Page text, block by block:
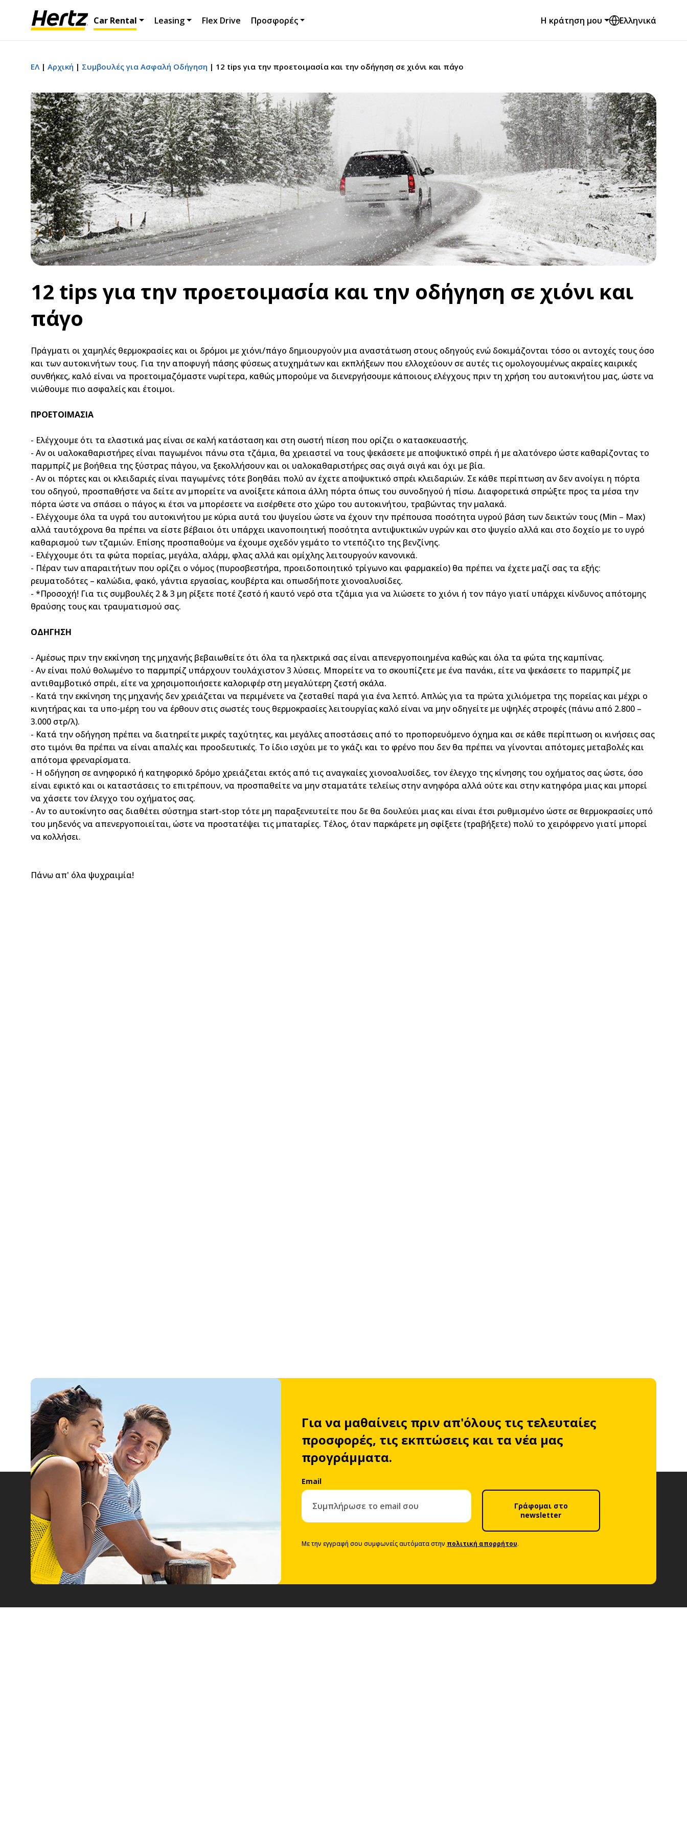
Car Rental Leasing Flex Drive Προσφορές Η κράτηση μου Ελληνικά
ΕΛ Αρχική Συμβουλές για Ασφαλή Οδήγηση 12 tips για την προετοιμασία και την οδήγηση σε χιόνι και πάγο
12 tips για την προετοιμασία και την οδήγηση σε χιόνι και
πάγο
Πράγματι οι χαμηλές θερμοκρασίες και οι δρόμοι με χιόνι/πάγο δημιουργούν μια αναστάτωση στους οδηγούς ενώ δοκιμάζονται τόσο οι αντοχές τους όσο
και των αυτοκινήτων τους. Για την αποφυγή πάσης φύσεως ατυχημάτων και εκπλήξεων που ελλοχεύουν σε αυτές τις ομολογουμένως ακραίες καιρικές
συνθήκες, καλό είναι να προετοιμαζόμαστε νωρίτερα, καθώς μπορούμε να διενεργήσουμε κάποιους ελέγχους πριν τη χρήση του αυτοκινήτου μας, ώστε να
νιώθουμε πιο ασφαλείς και έτοιμοι.
ΠΡΟΕΤΟΙΜΑΣΙΑ
- Ελέγχουμε ότι τα ελαστικά μας είναι σε καλή κατάσταση και στη σωστή πίεση που ορίζει ο κατασκευαστής.
- Αν οι υαλοκαθαριστήρες είναι παγωμένοι πάνω στα τζάμια, θα χρειαστεί να τους ψεκάσετε με αποψυκτικό σπρέι ή με αλατόνερο ώστε καθαρίζοντας το
παρμπρίζ με βοήθεια της ξύστρας πάγου, να ξεκολλήσουν και οι υαλοκαθαριστήρες σας σιγά σιγά και όχι με βία.
- Αν οι πόρτες και οι κλειδαριές είναι παγωμένες τότε βοηθάει πολύ αν έχετε αποψυκτικό σπρέι κλειδαριών. Σε κάθε περίπτωση αν δεν ανοίγει η πόρτα
του οδηγού, προσπαθήστε να δείτε αν μπορείτε να ανοίξετε κάποια άλλη πόρτα όπως του συνοδηγού ή πίσω. Διαφορετικά σπρώξτε προς τα μέσα την
πόρτα ώστε να σπάσει ο πάγος κι έτσι να μπορέσετε να εισέρθετε στο χώρο του αυτοκινήτου, τραβώντας την μαλακά.
- Ελέγχουμε όλα τα υγρά του αυτοκινήτου με κύρια αυτά του ψυγείου ώστε να έχουν την πρέπουσα ποσότητα υγρού βάση των δεικτών τους (Min – Max)
αλλά ταυτόχρονα θα πρέπει να είστε βέβαιοι ότι υπάρχει ικανοποιητική ποσότητα αντιψυκτικών υγρών και στο ψυγείο αλλά και στο δοχείο με το υγρό
καθαρισμού των τζαμιών. Επίσης προσπαθούμε να έχουμε σχεδόν γεμάτο το ντεπόζιτο της βενζίνης.
- Ελέγχουμε ότι τα φώτα πορείας, μεγάλα, αλάρμ, φλας αλλά και ομίχλης λειτουργούν κανονικά.
- Πέραν των απαραιτήτων που ορίζει ο νόμος (πυροσβεστήρα, προειδοποιητικό τρίγωνο και φαρμακείο) θα πρέπει να έχετε μαζί σας τα εξής:
ρευματοδότες – καλώδια, φακό, γάντια εργασίας, κουβέρτα και οπωσδήποτε χιονοαλυσίδες.
- *Προσοχή! Για τις συμβουλές 2 & 3 μη ρίξετε ποτέ ζεστό ή καυτό νερό στα τζάμια για να λιώσετε το χιόνι ή τον πάγο γιατί υπάρχει κίνδυνος απότομης
θραύσης τους και τραυματισμού σας.
ΟΔΗΓΗΣΗ
- Αμέσως πριν την εκκίνηση της μηχανής βεβαιωθείτε ότι όλα τα ηλεκτρικά σας είναι απενεργοποιημένα καθώς και όλα τα φώτα της καμπίνας.
- Αν είναι πολύ θολωμένο το παρμπρίζ υπάρχουν τουλάχιστον 3 λύσεις. Μπορείτε να το σκουπίζετε με ένα πανάκι, είτε να ψεκάσετε το παρμπρίζ με
αντιθαμβοτικό σπρέι, είτε να χρησιμοποιήσετε καλοριφέρ στη μεγαλύτερη ζεστή σκάλα.
- Κατά την εκκίνηση της μηχανής δεν χρειάζεται να περιμένετε να ζεσταθεί παρά για ένα λεπτό. Απλώς για τα πρώτα χιλιόμετρα της πορείας και μέχρι ο
κινητήρας και τα υπο-μέρη του να έρθουν στις σωστές τους θερμοκρασίες λειτουργίας καλό είναι να μην οδηγείτε με υψηλές στροφές (πάνω από 2.800 –
3.000 στρ/λ).
- Κατά την οδήγηση πρέπει να διατηρείτε μικρές ταχύτητες, και μεγάλες αποστάσεις από το προπορευόμενο όχημα και σε κάθε περίπτωση οι κινήσεις σας
στο τιμόνι θα πρέπει να είναι απαλές και προοδευτικές. Το ίδιο ισχύει με το γκάζι και το φρένο που δεν θα πρέπει να γίνονται απότομες μεταβολές και
απότομα φρεναρίσματα.
- Η οδήγηση σε ανηφορικό ή κατηφορικό δρόμο χρειάζεται εκτός από τις αναγκαίες χιονοαλυσίδες, τον έλεγχο της κίνησης του οχήματος σας ώστε, όσο
είναι εφικτό και οι καταστάσεις το επιτρέπουν, να προσπαθείτε να μην σταματάτε τελείως στην ανηφόρα αλλά ούτε και στην κατηφόρα μιας και μπορεί
να χάσετε τον έλεγχο του οχήματος σας.
- Αν το αυτοκίνητο σας διαθέτει σύστημα start-stop τότε μη παραξενευτείτε που δε θα δουλεύει μιας και είναι έτσι ρυθμισμένο ώστε σε θερμοκρασίες υπό
του μηδενός να απενεργοποιείται, ώστε να προστατέψει τις μπαταρίες. Τέλος, όταν παρκάρετε μη σφίξετε (τραβήξετε) πολύ το χειρόφρενο γιατί μπορεί
να κολλήσει.
Πάνω απ' όλα ψυχραιμία!
Για να μαθαίνεις πριν απ'όλους τις τελευταίες
προσφορές, τις εκπτώσεις και τα νέα μας
προγράμματα.
Email
Γράφομαι στο
newsletter
Με την εγγραφή σου συμφωνείς αυτόματα στην πολιτική απορρήτου.